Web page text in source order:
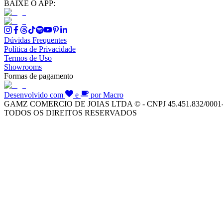
BAIXE O APP:
Dúvidas Frequentes
Política de Privacidade
Termos de Uso
Showrooms
Formas de pagamento
Desenvolvido com e
por Macro
GAMZ COMERCIO DE JOIAS LTDA © - CNPJ 45.451.832/
TODOS OS DIREITOS RESERVADOS